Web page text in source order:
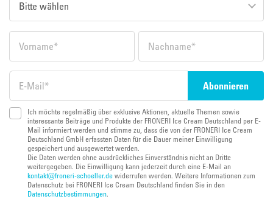
Ich möchte regelmäßig über exklusive Aktionen, aktuelle Themen sowie
interessante Beiträge und Produkte der FRONERI Ice Cream Deutschland per E-
Mail informiert werden und stimme zu, dass die von der FRONERI Ice Cream
Deutschland GmbH erfassten Daten für die Dauer meiner Einwilligung
gespeichert und ausgewertet werden.
Die Daten werden ohne ausdrückliches Einverständnis nicht an Dritte
weitergegeben. Die Einwilligung kann jederzeit durch eine E-Mail an
kontakt@froneri-schoeller.dewiderrufen werden. Weitere Informationen zum
Datenschutz bei FRONERI Ice Cream Deutschland finden Sie in den
Datenschutzbestimmungen.